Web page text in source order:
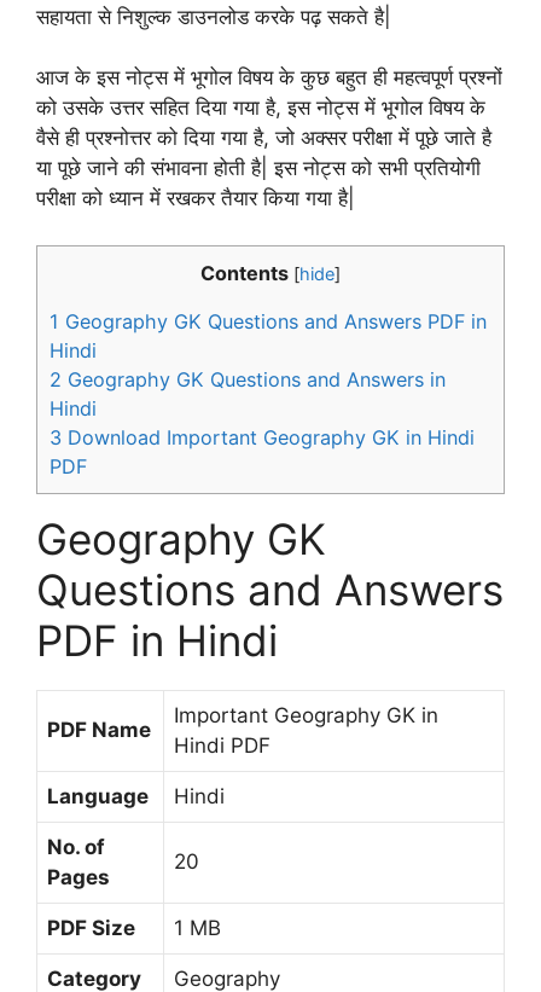
सहायता से निशुल्क डाउनलोड करके पढ़ सकते है|
आज के इस नोट्स में भूगोल विषय के कुछ बहुत ही महत्वपूर्ण प्रश्नों
को उसके उत्तर सहित दिया गया है, इस नोट्स में भूगोल विषय के
वैसे ही प्रश्नोत्तर को दिया गया है, जो अक्सर परीक्षा में पूछे जाते है
या पूछे जाने की संभावना होती है| इस नोट्स को सभी प्रतियोगी
परीक्षा को ध्यान में रखकर तैयार किया गया है|
Contents [hide]
1 Geography GK Questions and Answers PDF in
Hindi
2 Geography GK Questions and Answers in
Hindi
3 Download Important Geography GK in Hindi
PDF
Geography GK
Questions and Answers
PDF in Hindi
PDF Name
Important Geography GK in
Hindi PDF
Language Hindi
No. of
Pages
20
PDF Size 1 MB
Category Geography